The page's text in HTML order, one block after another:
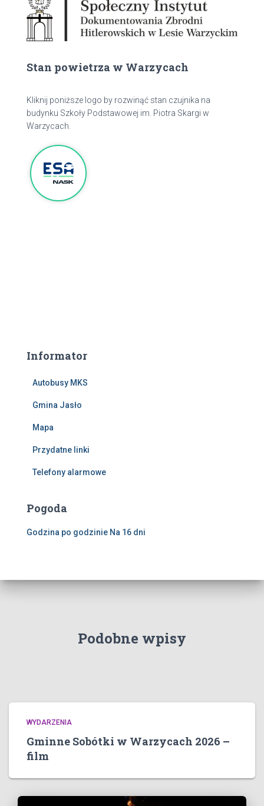
Stan powietrza w Warzycach
Kliknij poniższe logo by rozwinąć stan czujnika na
budynku Szkoły Podstawowej im. Piotra Skargi w
Warzycach.
Informator
Autobusy MKS
Gmina Jasło
Mapa
Przydatne linki
Telefony alarmowe
Pogoda
Godzina po godzinie Na 16 dni
Podobne wpisy
WYDARZENIA
Gminne Sobótki w Warzycach 2026 –
film